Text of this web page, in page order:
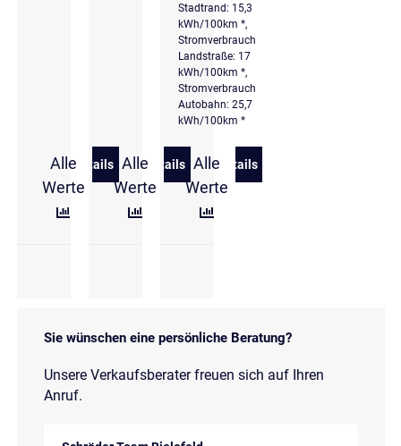
Alle
Werte
Details
zu Hyundai TUCSON Plug-In-Hybrid 1.6 T-GDi Trend
Alle
Werte
Details
zu Hyundai TUCSON Plug-In-Hybrid
Stadtrand: 15,3
kWh/100km *,
Stromverbrauch
Landstraße: 17
kWh/100km *,
Stromverbrauch
Autobahn: 25,7
kWh/100km *
Alle
Werte
Details
zu Hyundai TUCSON
Sie wünschen eine persönliche Beratung?
Unsere Verkaufsberater freuen sich auf Ihren
Anruf.